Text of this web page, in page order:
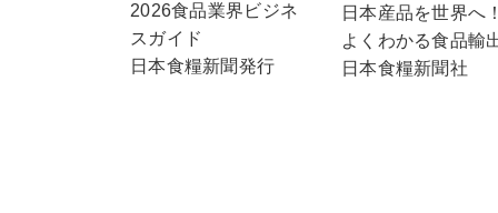
2026食品業界ビジネ
スガイド
日本食糧新聞発行
日本産品を世界へ
よくわかる食品輸
日本食糧新聞社